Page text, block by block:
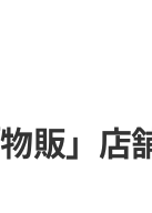
販」店